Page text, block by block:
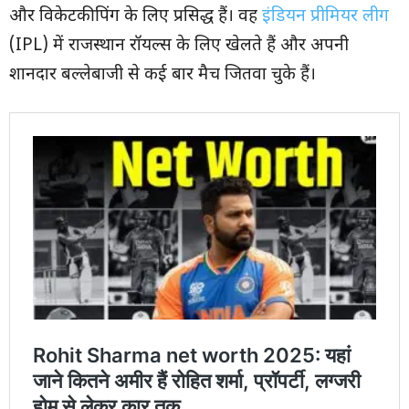
और विकेटकीपिंग के लिए प्रसिद्ध हैं। वह इंडियन प्रीमियर लीग
(IPL) में राजस्थान रॉयल्स के लिए खेलते हैं और अपनी
शानदार बल्लेबाजी से कई बार मैच जितवा चुके हैं।